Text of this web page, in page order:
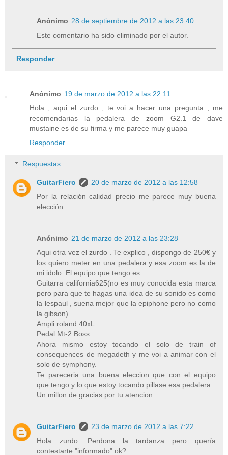
Anónimo 28 de septiembre de 2012 a las 23:40
Este comentario ha sido eliminado por el autor.
Responder
Anónimo 19 de marzo de 2012 a las 22:11
Hola , aqui el zurdo , te voi a hacer una pregunta , me
recomendarias la pedalera de zoom G2.1 de dave
mustaine es de su firma y me parece muy guapa
Responder
Respuestas
GuitarFiero
20 de marzo de 2012 a las 12:58
Por la relación calidad precio me parece muy buena
elección.
Anónimo 21 de marzo de 2012 a las 23:28
Aqui otra vez el zurdo . Te explico , dispongo de 250€ y
los quiero meter en una pedalera y esa zoom es la de
mi idolo. El equipo que tengo es :
Guitarra california625(no es muy conocida esta marca
pero para que te hagas una idea de su sonido es como
la lespaul , suena mejor que la epiphone pero no como
la gibson)
Ampli roland 40xL
Pedal Mt-2 Boss
Ahora mismo estoy tocando el solo de train of
consequences de megadeth y me voi a animar con el
solo de symphony.
Te pareceria una buena eleccion que con el equipo
que tengo y lo que estoy tocando pillase esa pedalera
Un millon de gracias por tu atencion
GuitarFiero
23 de marzo de 2012 a las 7:22
Hola zurdo. Perdona la tardanza pero quería
contestarte "informado" ok?